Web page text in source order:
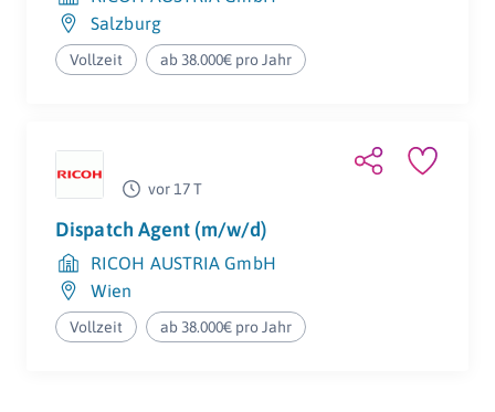
Salzburg
Vollzeit ab 38.000€ pro Jahr
vor 17 T
Dispatch Agent (m/w/d)
RICOH AUSTRIA GmbH
Wien
Vollzeit ab 38.000€ pro Jahr